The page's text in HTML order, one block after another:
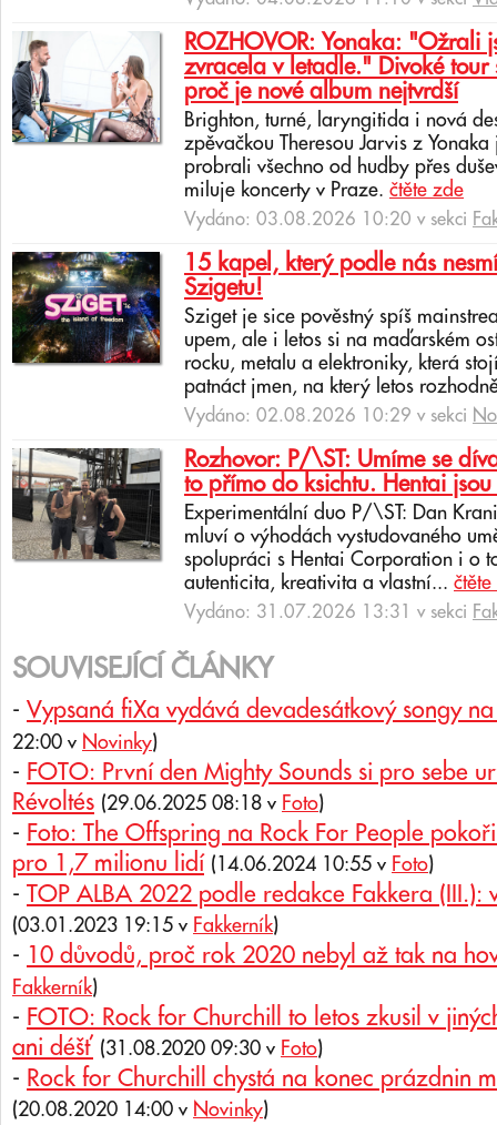
ROZHOVOR: Yonaka: "Ožrali
zvracela v letadle." Divoké tour
proč je nové album nejtvrdší
Brighton, turné, laryngitida i nová
zpěvačkou Theresou Jarvis z
probrali všechno od hudby přes
miluje koncerty v Praze. čtěte zde
Vydáno: 03.08.2026 10:20 v sekci
15 kapel, který podle nás
Szigetu!
Sziget je sice pověstný spíš
upem, ale i letos si na maďarském
rocku, metalu a elektroniky, která
patnáct jmen, na který letos
Vydáno: 02.08.2026 10:29 v sekci
Rozhovor: P/\ST: Umíme se
to přímo do ksichtu. Hentai
Experimentální duo P/\ST: Dan
mluví o výhodách vystudovaného
spolupráci s Hentai Corporation i o
autenticita, kreativita a vlastní...
Vydáno: 31.07.2026 13:31 v sekci
SOUVISEJÍCÍ ČLÁNKY
- Vypsaná fiXa vydává devadesátkový songy
22:00 v Novinky)
- FOTO: První den Mighty Sounds si pro sebe
Révoltés (29.06.2025 08:18 v Foto)
- Foto: The Offspring na Rock For People
pro 1,7 milionu lidí (14.06.2024 10:55 v Foto)
- TOP ALBA 2022 podle redakce Fakkera (III.):
(03.01.2023 19:15 v Fakkerník)
- 10 důvodů, proč rok 2020 nebyl až tak na
Fakkerník)
- FOTO: Rock for Churchill to letos zkusil v
ani déšť (31.08.2020 09:30 v Foto)
- Rock for Churchill chystá na konec prázdnin
(20.08.2020 14:00 v Novinky)